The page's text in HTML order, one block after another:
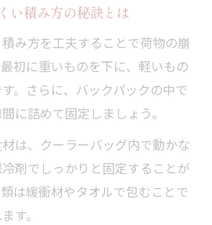
い積み方の秘訣とは
み方を工夫することで荷物の崩
初に重いものを下に、軽いもの
。さらに、バックパックの中で
に詰めて固定しましょう。
は、クーラーバッグ内で動かな
剤でしっかりと固定することが
は緩衝材やタオルで包むことで
す。